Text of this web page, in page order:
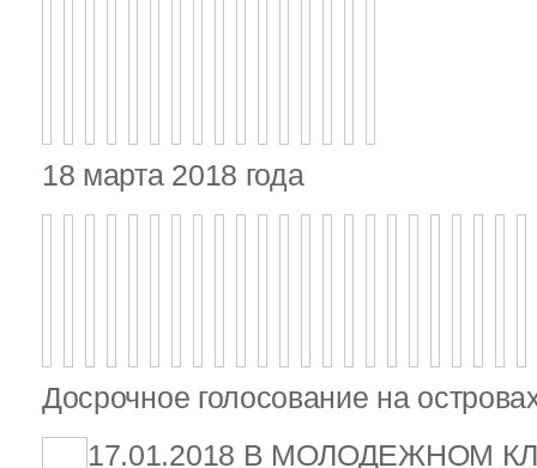
18 марта 2018 года
Досрочное голосование на
17.01.2018 В МОЛОДЕЖНОМ